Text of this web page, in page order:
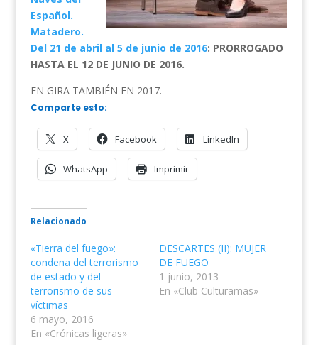
Español.
Matadero.
Del 21 de abril al 5 de junio de 2016: PRORROGADO
HASTA EL 12 DE JUNIO DE 2016.
EN GIRA TAMBIÉN EN 2017.
Comparte esto:
X Facebook LinkedIn
WhatsApp Imprimir
Relacionado
«Tierra del fuego»:
condena del terrorismo
de estado y del
terrorismo de sus
víctimas
6 mayo, 2016
En «Crónicas ligeras»
DESCARTES (II): MUJER
DE FUEGO
1 junio, 2013
En «Club Culturamas»